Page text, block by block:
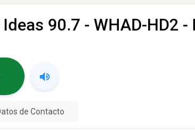
Ideas 90.7 - WHAD-HD2 -
de Contacto